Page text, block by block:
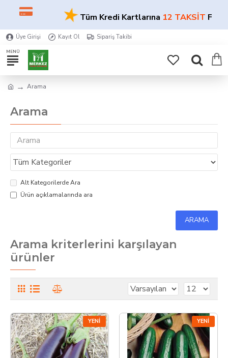
★Tüm Kredi Kartlarına12 TAKSİT
Üye Girişi Kayıt Ol Sipariş Takibi
Arama
Arama
Alt Kategorilerde Ara
Ürün açıklamalarında ara
ARAMA
Arama kriterlerini karşılayan
ürünler
YENI YENI